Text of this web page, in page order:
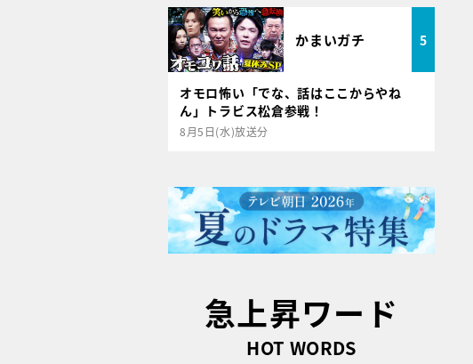
かまいガチ 5
オモロ怖い「でな、話はここからやね
ん」トラビス松倉参戦！
8月5日(水)放送分
急上昇ワード
HOT WORDS